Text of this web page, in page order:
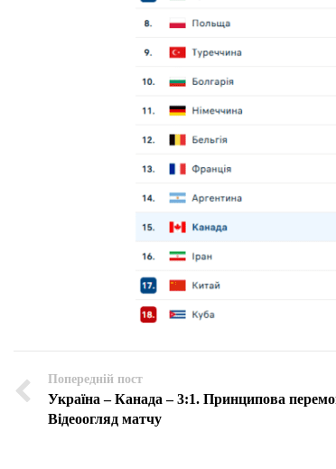
Попередній пост
Україна – Канада – 3:1. Принципова
Відеоогляд матчу